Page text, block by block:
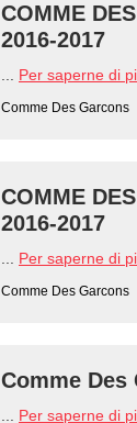
COMME
2016-2017
Per saperne di
Comme Des Garcons
COMME
2016-2017
Per saperne di
Comme Des Garcons
Comme Des
Per saperne di